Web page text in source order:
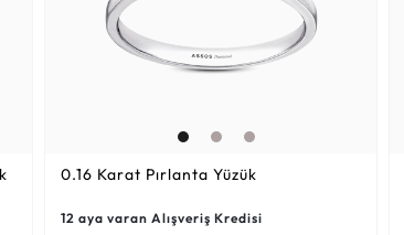
0.16 Karat Pırlanta Yüzük
12 aya varan Alışveriş Kredisi